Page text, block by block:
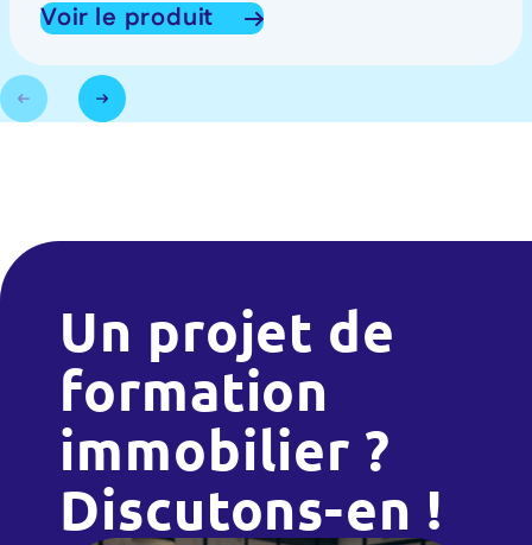
Voir le produit
Un projet de
formation
immobilier ?
Discutons-en !